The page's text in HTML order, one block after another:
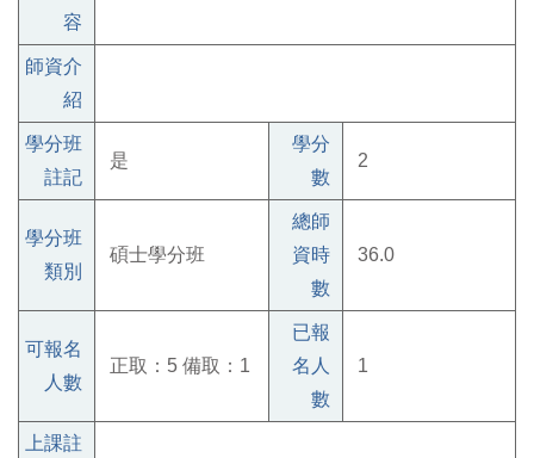
容
師資介
紹
學分班
註記
是
學分
數
2
學分班
類別
碩士學分班
總師
資時
數
36.0
可報名
人數
正取：5 備取：1
已報
名人
數
1
上課註